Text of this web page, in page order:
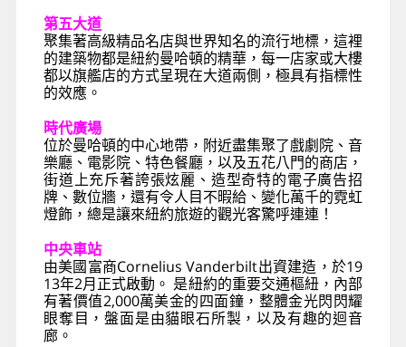
第五大道
聚集著高級精品名店與世界知名的流行地標，這裡
的建築物都是紐約曼哈頓的精華，每一店家或大樓
都以旗艦店的方式呈現在大道兩側，極具有指標性
的效應。
時代廣場
位於曼哈頓的中心地帶，附近盡集聚了戲劇院、音
樂廳、電影院、特色餐廳，以及五花八門的商店，
街道上充斥著誇張炫麗、造型奇特的電子廣告招
牌、數位牆，還有令人目不暇給、變化萬千的霓虹
燈飾，總是讓來紐約旅遊的觀光客驚呼連連！
中央車站
由美國富商Cornelius Vanderbilt出資建造，於19
13年2月正式啟動。 是紐約的重要交通樞紐，內部
有著價值2,000萬美金的四面鐘，整體金光閃閃耀
眼奪目，盤面是由貓眼石所製，以及有趣的迴音
廊。